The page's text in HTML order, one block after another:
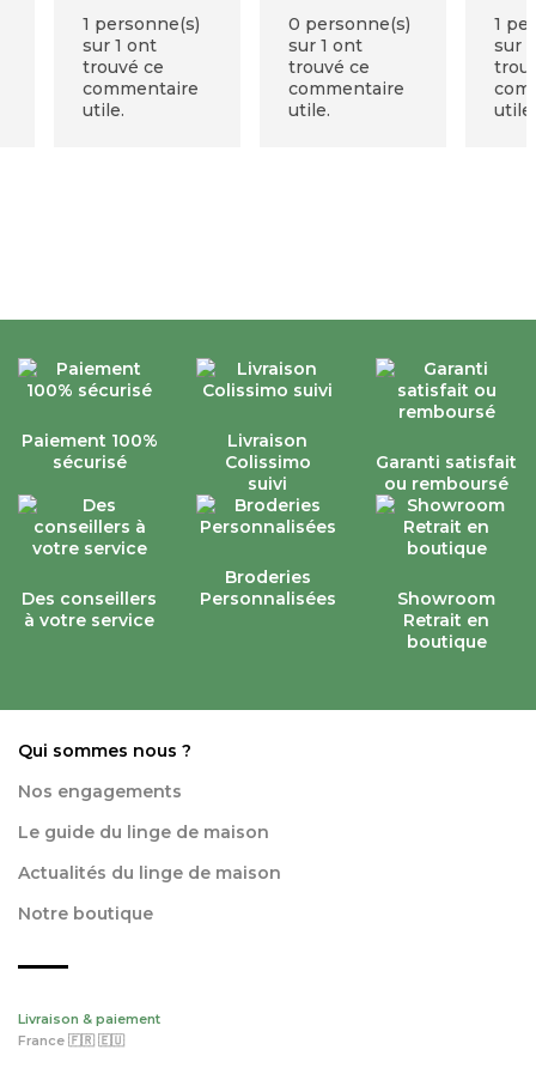
1 personne(s)
sur 1 ont
trouvé ce
commentaire
utile.
matin au levé. Je
recommande ce
site.
0 personne(s)
sur 1 ont
trouvé ce
commentaire
utile.
1
sur
utile.
Paiement 100%
sécurisé
Livraison
Colissimo
suivi
Garanti satisfait
ou remboursé
Des conseillers
à votre service
Broderies
Personnalisées
Showroom
Retrait en
boutique
Qui sommes nous ?
Nos engagements
Le guide du linge de maison
Actualités du linge de maison
Notre boutique
Livraison & paiement
France 🇫🇷 🇪🇺